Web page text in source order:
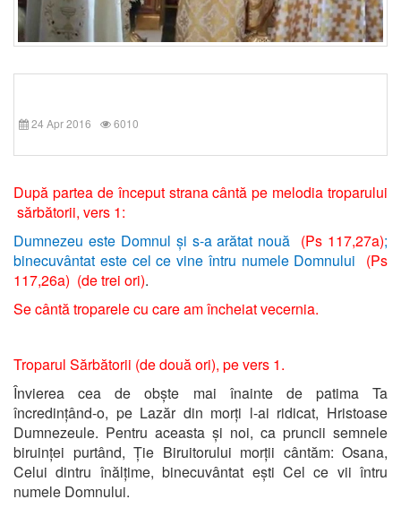
24 Apr 2016 6010
După partea de început strana cântă pe melodia troparului
sărbătorii, vers 1:
Dumnezeu este Domnul și s-a arătat nouă (Ps 117,27a);
binecuvântat este cel ce vine întru numele Domnului
(Ps
117,26a) (de trei ori).
Se cântă troparele cu care am încheiat vecernia.
Troparul Sărbătorii (de două ori), pe vers 1.
Învierea cea de obște mai înainte de patima Ta
încredințând-o, pe Lazăr din morți l-ai ridicat, Hristoase
Dumnezeule. Pentru aceasta și noi, ca pruncii semnele
biruinței purtând, Ție Biruitorului morții cântăm: Osana,
Celui dintru înălțime, binecuvântat ești Cel ce vii întru
numele Domnului.